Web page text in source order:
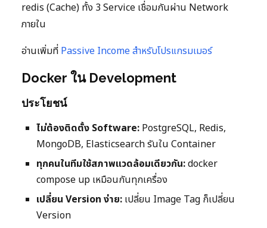
redis (Cache) ทั้ง 3 Service เชื่อมกันผ่าน Network
ภายใน
อ่านเพิ่มที่ Passive Income สำหรับโปรแกรมเมอร์
Docker ใน Development
ประโยชน์
ไม่ต้องติดตั้ง Software: PostgreSQL, Redis,
MongoDB, Elasticsearch รันใน Container
ทุกคนในทีมใช้สภาพแวดล้อมเดียวกัน:docker
compose up เหมือนกันทุกเครื่อง
เปลี่ยน Version ง่าย: เปลี่ยน Image Tag ก็เปลี่ยน
Version